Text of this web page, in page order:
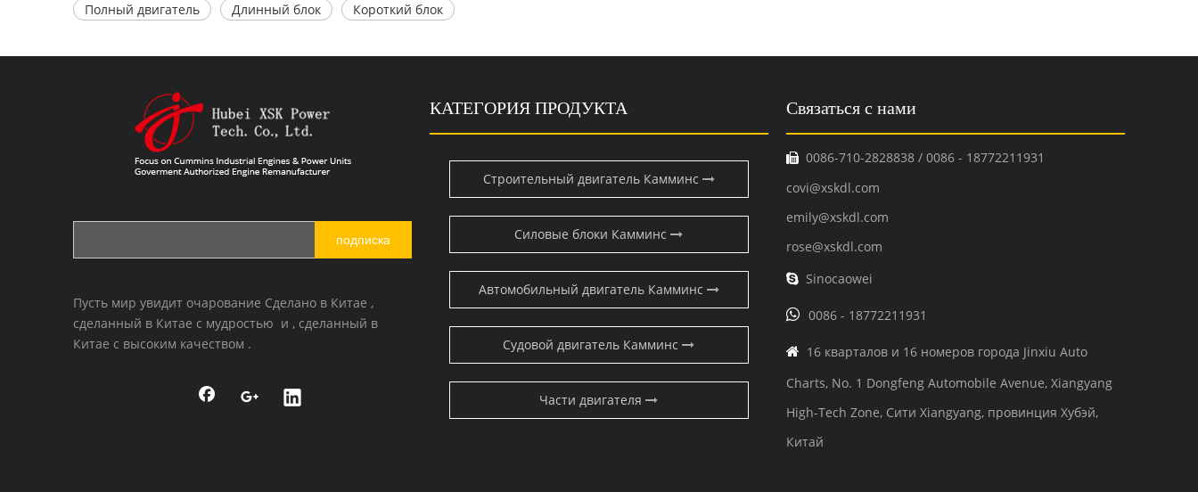
Полный двигатель Длинный блок Короткий блок
подписка
Пусть мир увидит очарование Сделано в Китае ,
сделанный в Китае с мудростью и , сделанный в
Китае с высоким качеством .
КАТЕГОРИЯ ПРОДУКТА
Строительный двигатель Камминс
Силовые блоки Камминс
Автомобильный двигатель Камминс
Судовой двигатель Камминс
Части двигателя
Связаться с нами
 0086-710-2828838 / 0086 - 18772211931
covi@xskdl.com
emily@xskdl.com
rose@xskdl.com
 Sinocaowei
 0086 - 18772211931
 16 кварталов и 16 номеров города Jinxiu Auto
Charts, No. 1 Dongfeng Automobile Avenue, Xiangyang
High-Tech Zone, Сити Xiangyang, провинция Хубэй,
Китай